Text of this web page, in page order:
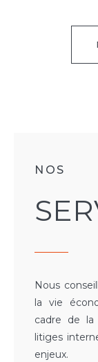
NOS
Nous
la vie
cadre de
litiges
enjeux.